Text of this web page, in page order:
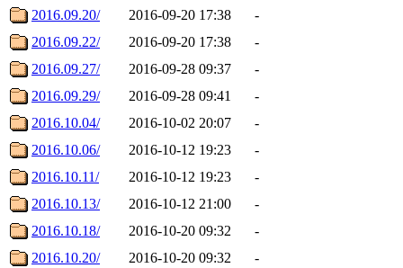
2016.09.20/
2016-09-20 17:38
-
2016.09.22/
2016-09-20 17:38
-
2016.09.27/
2016-09-28 09:37
-
2016.09.29/
2016-09-28 09:41
-
2016.10.04/
2016-10-02 20:07
-
2016.10.06/
2016-10-12 19:23
-
2016.10.11/
2016-10-12 19:23
-
2016.10.13/
2016-10-12 21:00
-
2016.10.18/
2016-10-20 09:32
-
2016.10.20/
2016-10-20 09:32
-